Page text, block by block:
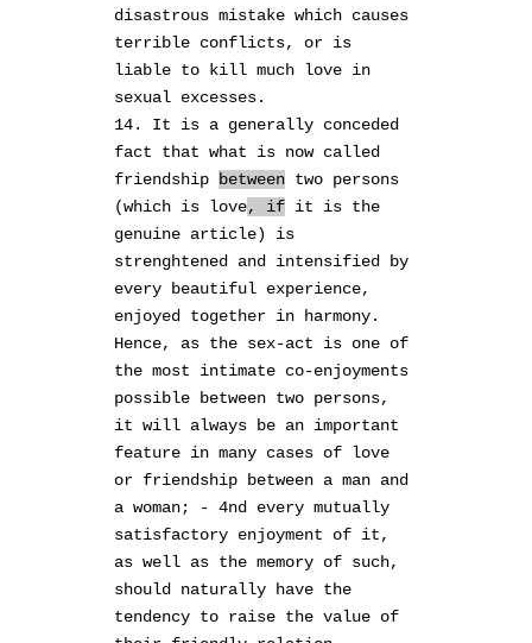
disastrous mistake which causes
terrible conflicts, or is
liable to kill much love in
sexual excesses.
14. It is a generally conceded
fact that what is now called
friendship
between two persons
(which is love, if it is the
genuine article) is
strenghtened and intensified by
every beautiful experience,
enjoyed together in harmony.
Hence, as the sex-act is one of
the most intimate co-enjoyments
possible between two persons,
it will always be an important
feature in many cases of love
or friendship between a man and
a woman; -4nd
every mutually
satisfactory enjoyment of it,
as well as the memory of such,
should naturally have the
tendency to raise the value of